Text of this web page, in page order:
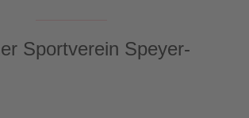
Sportverein Speyer-